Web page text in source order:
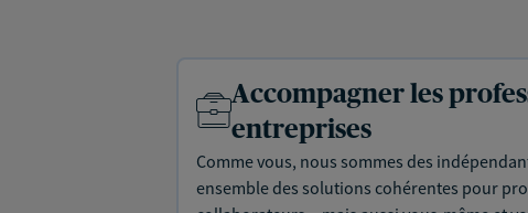
Accompagner les
entreprises
Comme vous, nous sommes des
ensemble des solutions cohérentes pour